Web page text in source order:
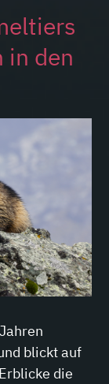
in den
blickt auf
die